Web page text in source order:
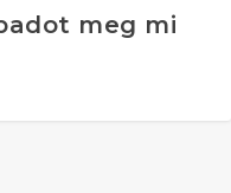
meg mi